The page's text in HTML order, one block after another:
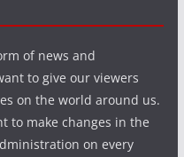
of news and
to give our viewers
on the world around us.
to make changes in the
on every